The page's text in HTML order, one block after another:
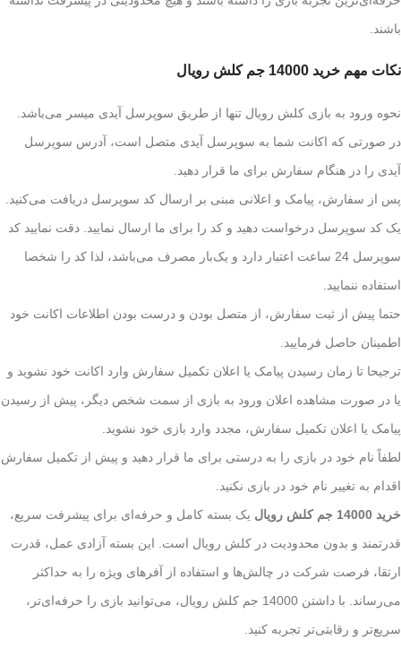
باشند.
نکات مهم خرید 14000 جم کلش رویال
نحوه ورود به بازی کلش رویال تنها از طریق سوپرسل آیدی میسر می‌باشد.
در صورتی که اکانت شما به سوپرسل آیدی متصل است، آدرس سوپرسل
آیدی را در هنگام سفارش برای ما قرار دهید.
پس از سفارش، پیامک و اعلانی مبنی بر ارسال کد سوپرسل دریافت می‌کنید.
یک کد سوپرسل درخواست دهید و کد را برای ما ارسال نمایید. دقت نمایید کد
سوپرسل 24 ساعت اعتبار دارد و یک‌بار مصرف می‌باشد، لذا کد را شخصا
استفاده ننمایید.
حتما پیش از ثبت سفارش، از متصل بودن و درست بودن اطلاعات اکانت خود
اطمینان حاصل فرمایید.
ترجیحا تا زمان رسیدن پیامک یا اعلان تکمیل سفارش وارد اکانت خود نشوید و
یا در صورت مشاهده اعلان ورود به بازی از سمت شخص دیگر، پیش از رسیدن
پیامک یا اعلان تکمیل سفارش، مجدد وارد بازی خود نشوید.
لطفاً نام خود در بازی را به درستی برای ما قرار دهید و پیش از تکمیل سفارش
اقدام به تغییر نام خود در بازی نکنید.
خرید 14000 جم کلش رویال
یک بسته کامل و حرفه‌ای برای پیشرفت سریع،
قدرتمند و بدون محدودیت در کلش رویال است. این بسته آزادی عمل، قدرت
ارتقا، فرصت شرکت در چالش‌ها و استفاده از آفرهای ویژه را به حداکثر
می‌رساند. با داشتن 14000 جم کلش رویال، می‌توانید بازی را حرفه‌ای‌تر،
سریع‌تر و رقابتی‌تر تجربه کنید.